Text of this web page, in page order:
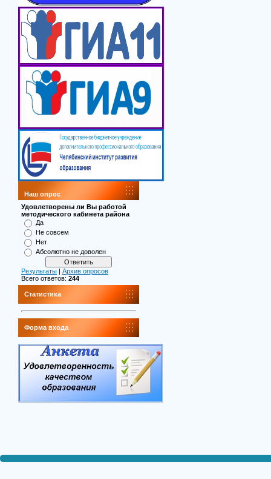
Наш опрос
Удовлетворены ли Вы работой
методического кабинета района
Да
Не совсем
Нет
Абсолютно не доволен
Результаты
Архив опросов
Всего ответов: 244
Статистика
Форма входа